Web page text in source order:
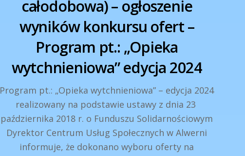
całodobowa) – ogłoszenie
wyników konkursu ofert –
Program pt.: „Opieka
wytchnieniowa” edycja 2024
Program pt.: „Opieka wytchnieniowa” – edycja 2024
realizowany na podstawie ustawy z dnia 23
października 2018 r. o Funduszu Solidarnościowym
Dyrektor Centrum Usług Społecznych w Alwerni
informuje, że dokonano wyboru oferty na